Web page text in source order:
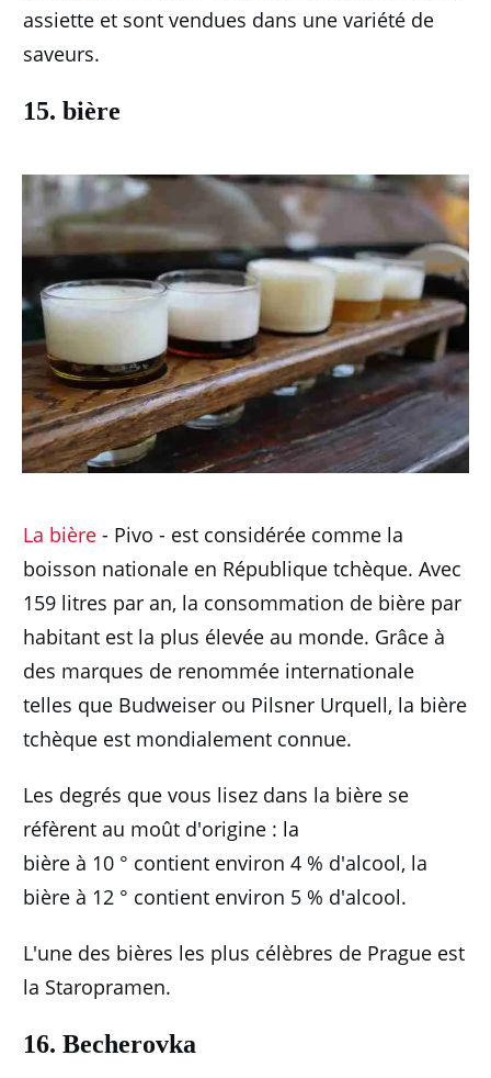
assiette et sont vendues dans une variété de
saveurs.
15. bière
La bière - Pivo - est considérée comme la
boisson nationale en République tchèque. Avec
159 litres par an, la consommation de bière par
habitant est la plus élevée au monde. Grâce à
des marques de renommée internationale
telles que Budweiser ou Pilsner Urquell, la bière
tchèque est mondialement connue.
Les degrés que vous lisez dans la bière se
réfèrent au moût d'origine : la
bière à 10 ° contient environ 4 % d'alcool, la
bière à 12 ° contient environ 5 % d'alcool.
L'une des bières les plus célèbres de Prague est
la Staropramen.
16. Becherovka